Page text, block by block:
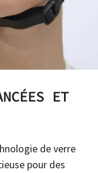
ET
de verre
pour des